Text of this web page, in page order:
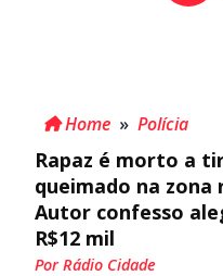
Home » Polícia
Rapaz é morto a
queimado na zona
Autor confesso
R$12 mil
Por Rádio Cidade